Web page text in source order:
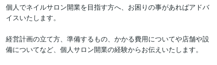
個人でネイルサロン開業を目指す方へ、お困りの事があればアドバ
イスいたします。
経営計画の立て方、準備するもの、かかる費用についてや店舗や設
備についてなど、個人サロン開業の経験からお伝えいたします。